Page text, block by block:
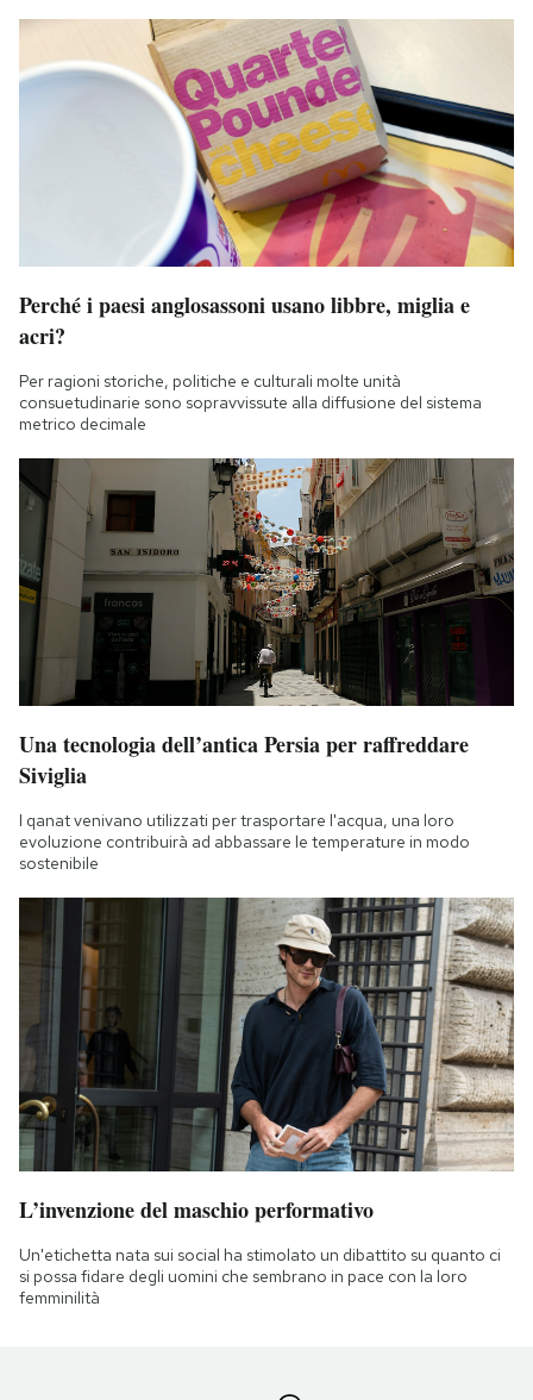
Perché i paesi anglosassoni usano libbre, miglia e
acri?
Per ragioni storiche, politiche e culturali molte unità
consuetudinarie sono sopravvissute alla diffusione del sistema
metrico decimale
Una tecnologia dell’antica Persia per raffreddare
Siviglia
I qanat venivano utilizzati per trasportare l'acqua, una loro
evoluzione contribuirà ad abbassare le temperature in modo
sostenibile
L’invenzione del maschio performativo
Un'etichetta nata sui social ha stimolato un dibattito su quanto ci
si possa fidare degli uomini che sembrano in pace con la loro
femminilità